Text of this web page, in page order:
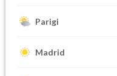
Parigi
Madrid